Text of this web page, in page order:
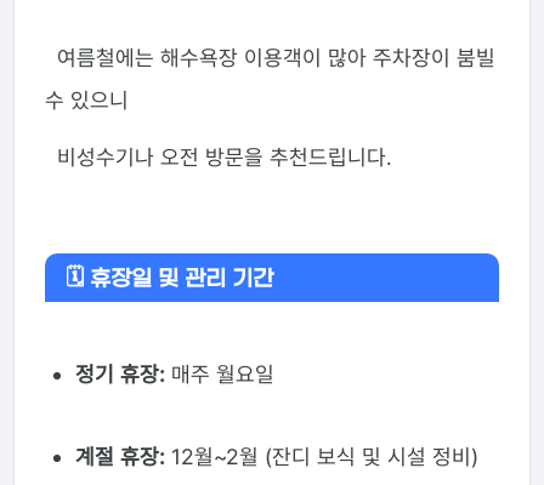
여름철에는 해수욕장 이용객이 많아 주차장이 붐빌
수 있으니
비성수기나 오전 방문을 추천드립니다.
🗓️ 휴장일 및 관리 기간
정기 휴장: 매주 월요일
계절 휴장: 12월~2월 (잔디 보식 및 시설 정비)